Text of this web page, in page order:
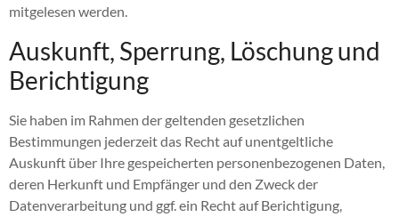
mitgelesen werden.
Auskunft, Sperrung, Löschung und
Berichtigung
Sie haben im Rahmen der geltenden gesetzlichen
Bestimmungen jederzeit das Recht auf unentgeltliche
Auskunft über Ihre gespeicherten personenbezogenen Daten,
deren Herkunft und Empfänger und den Zweck der
Datenverarbeitung und ggf. ein Recht auf Berichtigung,